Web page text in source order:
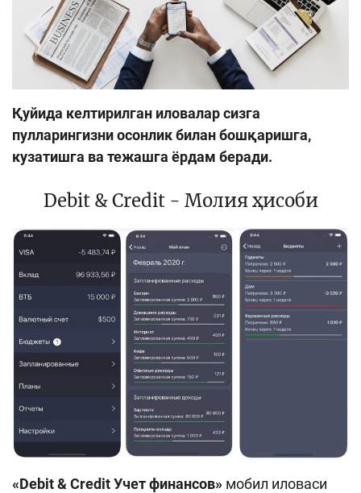
Қуйида келтирилган иловалар сизга
пулларингизни осонлик билан бошқаришга,
кузатишга ва тежашга ёрдам беради.
Debit & Credit - Молия ҳисоби
«Debit & Credit Учет финансов» мобил иловаси